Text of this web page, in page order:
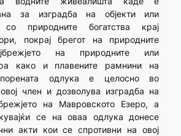
за изградба на објекти или
со природните богатства крај
покрај брегот на природните
на природните или
како и плавените рамнини на
одлука е целосно во
член и дозволува изградба на
на Мавровското Езеро, а
се на оваа одлука донесе
акти кои се спротивни на овој